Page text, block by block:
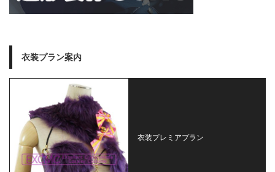
衣装プラン案内
衣装プレミアプラン